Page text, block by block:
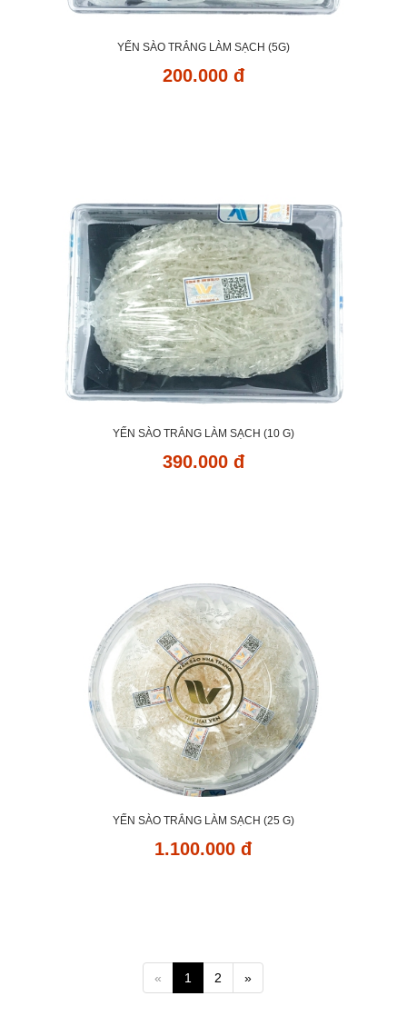
YẾN SÀO TRẮNG LÀM SẠCH (5G)
200.000 đ
YẾN SÀO TRẮNG LÀM SẠCH (10 G)
390.000 đ
YẾN SÀO TRẮNG LÀM SẠCH (25 G)
1.100.000 đ
« 1 2 »